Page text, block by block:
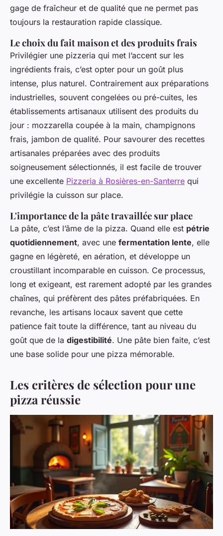
gage de fraîcheur et de qualité que ne permet pas
toujours la restauration rapide classique.
Le choix du fait maison et des produits frais
Privilégier une pizzeria qui met l’accent sur les
ingrédients frais, c’est opter pour un goût plus
intense, plus naturel. Contrairement aux préparations
industrielles, souvent congelées ou pré-cuites, les
établissements artisanaux utilisent des produits du
jour : mozzarella coupée à la main, champignons
frais, jambon de qualité. Pour savourer des recettes
artisanales préparées avec des produits
soigneusement sélectionnés, il est facile de trouver
une excellente Pizzeria à Rosières-en-Santerre qui
privilégie la cuisson sur place.
L'importance de la pâte travaillée sur place
La pâte, c’est l’âme de la pizza. Quand elle est pétrie
quotidiennement, avec une fermentation lente, elle
gagne en légèreté, en aération, et développe un
croustillant incomparable en cuisson. Ce processus,
long et exigeant, est rarement adopté par les grandes
chaînes, qui préfèrent des pâtes préfabriquées. En
revanche, les artisans locaux savent que cette
patience fait toute la différence, tant au niveau du
goût que de la digestibilité. Une pâte bien faite, c’est
une base solide pour une pizza mémorable.
Les critères de sélection pour une
pizza réussie